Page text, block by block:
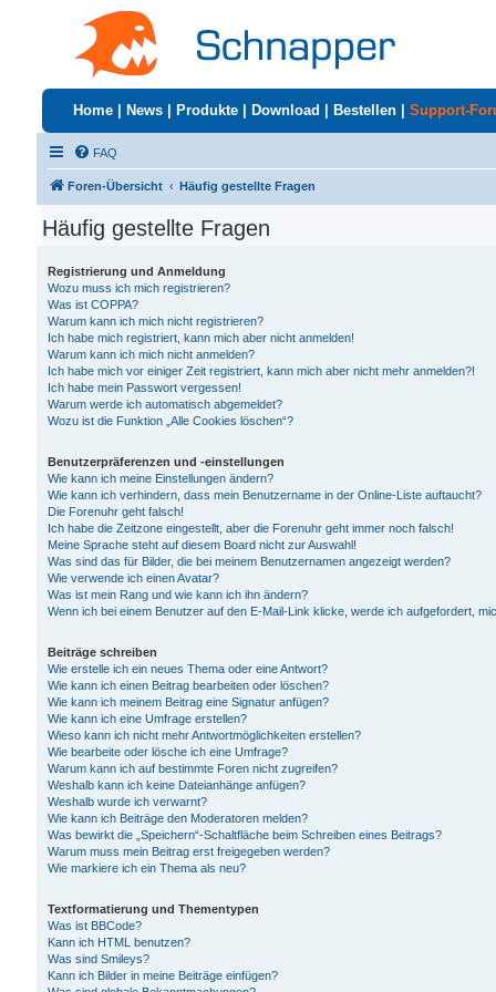
Home News Produkte Download Bestellen Support-
FAQ
Foren-Übersicht Häufig gestellte Fragen
Häufig gestellte Fragen
Registrierung und Anmeldung
Wozu muss ich mich registrieren?
Was ist COPPA?
Warum kann ich mich nicht registrieren?
Ich habe mich registriert, kann mich aber nicht anmelden!
Warum kann ich mich nicht anmelden?
Ich habe mich vor einiger Zeit registriert, kann mich aber nicht mehr anmelden?!
Ich habe mein Passwort vergessen!
Warum werde ich automatisch abgemeldet?
Wozu ist die Funktion „Alle Cookies löschen“?
Benutzerpräferenzen und -einstellungen
Wie kann ich meine Einstellungen ändern?
Wie kann ich verhindern, dass mein Benutzername in der Online-Liste auftaucht?
Die Forenuhr geht falsch!
Ich habe die Zeitzone eingestellt, aber die Forenuhr geht immer noch falsch!
Meine Sprache steht auf diesem Board nicht zur Auswahl!
Was sind das für Bilder, die bei meinem Benutzernamen angezeigt werden?
Wie verwende ich einen Avatar?
Was ist mein Rang und wie kann ich ihn ändern?
Wenn ich bei einem Benutzer auf den E-Mail-Link klicke, werde ich aufgefordert,
Beiträge schreiben
Wie erstelle ich ein neues Thema oder eine Antwort?
Wie kann ich einen Beitrag bearbeiten oder löschen?
Wie kann ich meinem Beitrag eine Signatur anfügen?
Wie kann ich eine Umfrage erstellen?
Wieso kann ich nicht mehr Antwortmöglichkeiten erstellen?
Wie bearbeite oder lösche ich eine Umfrage?
Warum kann ich auf bestimmte Foren nicht zugreifen?
Weshalb kann ich keine Dateianhänge anfügen?
Weshalb wurde ich verwarnt?
Wie kann ich Beiträge den Moderatoren melden?
Was bewirkt die „Speichern“-Schaltfläche beim Schreiben eines Beitrags?
Warum muss mein Beitrag erst freigegeben werden?
Wie markiere ich ein Thema als neu?
Textformatierung und Thementypen
Was ist BBCode?
Kann ich HTML benutzen?
Was sind Smileys?
Kann ich Bilder in meine Beiträge einfügen?